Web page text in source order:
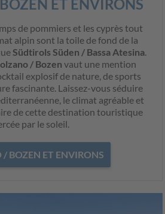
ET ENVIRONS
de pommiers et les cyprès tout
alpin sont la toile de fond de la
Südtirols Süden / Bassa Atesina.
/ Bozen vaut une mention
explosif de nature, de sports
fascinante. Laissez-vous séduire
le climat agréable et
de cette destination touristique
par le soleil.
BOZEN ET ENVIRONS